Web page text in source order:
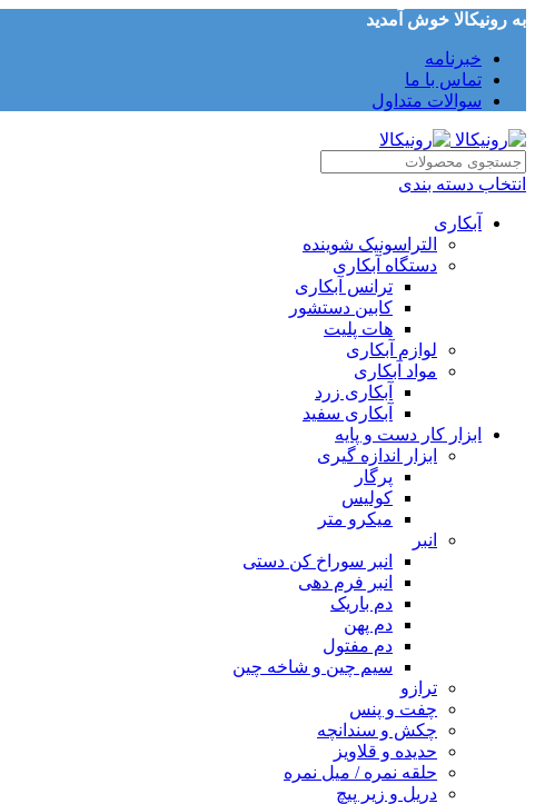
به رونیکالا خوش آمدید
خبرنامه
تماس با ما
سوالات متداول
انتخاب دسته بندی
آبکاری
التراسونیک شوینده
دستگاه آبکاری
ترانس آبکاری
کابین دستشور
هات پلیت
لوازم آبکاری
مواد آبکاری
آبکاری زرد
آبکاری سفید
ابزار کار دست و پایه
ابزار اندازه گیری
پرگار
کولیس
میکرو متر
انبر
انبر سوراخ کن دستی
انبر فرم دهی
دم باریک
دم پهن
دم مفتول
سیم چین و شاخه چین
ترازو
چفت و پنس
چکش و سندانچه
حدیده و قلاویز
حلقه نمره / میل نمره
دریل و زیر پیچ